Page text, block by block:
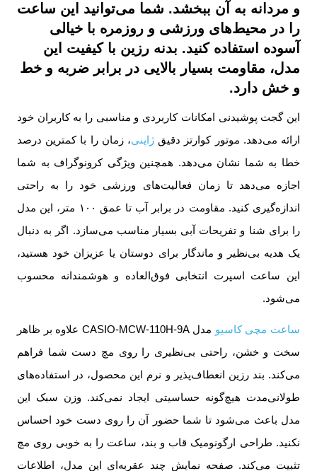
و مردانه به آن ببخشد. شما می‌توانید این ساعت
را در محیط‌های ورزشی و روزمره با خیالی
آسوده استفاده کنید. بدنه رزین با کیفیت این
مدل، مقاومت بسیار بالایی در برابر ضربه و خط
و خش دارد.
این گجت پوشیدنی امکانات کاربردی و مناسبی را به کاربران خود
ارائه می‌دهد. موتور کوارتز دقیق ژاپنی، زمان را با کمترین درصد
خطا به شما نشان می‌دهد. همچنین ویژگی کرونوگراف به شما
اجازه می‌دهد تا زمان فعالیت‌های ورزشی خود را به راحتی
اندازه‌گیری کنید. مقاومت در برابر آب تا عمق ۱۰۰ متر، این مدل
را برای شنا و تفریحات آبی بسیار مناسب می‌سازد. اگر به دنبال
یک هدیه بی‌نظیر و ماندگار برای دوستان یا عزیزان خود هستید،
این ساعت اسپرت انتخابی فوق‌العاده و هوشمندانه محسوب
می‌شود.
ساعت مچی کاسیو
مدل CASIO-MCW-110H-9A علاوه بر ظاهر
سخت و خشن، راحتی بی‌نظیری را روی مچ دست شما فراهم
می‌کند. بند رزین انعطاف‌پذیر و نرم این محصول، در استفاده‌های
طولانی‌مدت هیچ‌گونه حساسیتی ایجاد نمی‌کند. وزن سبک این
مدل باعث می‌شود تا شما حضور آن را روی دست خود احساس
نکنید. طراحی ارگونومیک قاب و بند، ساعت را به خوبی روی مچ
تثبیت می‌کند. صفحه نمایش چند عقربه‌ای این مدل، اطلاعات